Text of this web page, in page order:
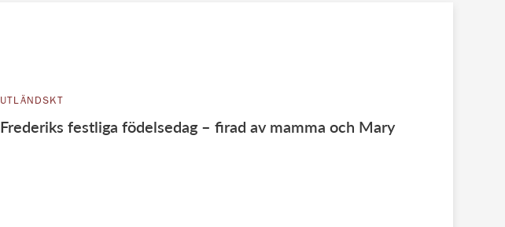
UTLÄNDSKT
Frederiks festliga födelsedag – firad av mamma och Mary